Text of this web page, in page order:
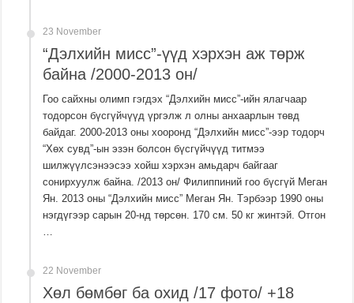
23 November
“Дэлхийн мисс”-үүд хэрхэн аж төрж
байна /2000-2013 он/
Гоо сайхны олимп гэгдэх “Дэлхийн мисс”-ийн ялагчаар
тодорсон бүсгүйчүүд үргэлж л олны анхаарлын төвд
байдаг. 2000-2013 оны хооронд “Дэлхийн мисс”-ээр тодорч
“Хөх сувд”-ын эзэн болсон бүсгүйчүүд титмээ
шилжүүлсэнээсээ хойш хэрхэн амьдарч байгааг
сонирхуулж байна. /2013 он/ Филиппиний гоо бүсгүй Меган
Ян. 2013 оны “Дэлхийн мисс” Меган Ян. Тэрбээр 1990 оны
нэгдүгээр сарын 20-нд төрсөн. 170 см. 50 кг жинтэй. Отгон
…
22 November
Хөл бөмбөг ба охид /17 фото/ +18